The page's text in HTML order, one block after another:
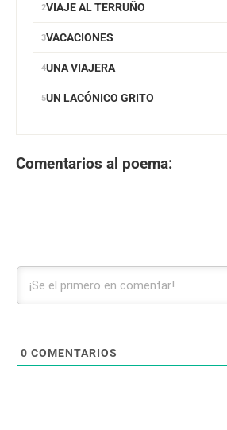
VIAJE AL TERRUÑO
VACACIONES
UNA VIAJERA
UN LACÓNICO GRITO
Comentarios al poema:
0 COMENTARIOS